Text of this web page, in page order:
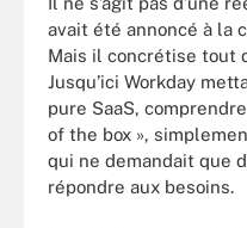
avait été annoncé à la
Mais il concrétise tout
Jusqu’ici Workday
pure SaaS,
of the box »,
qui ne demandait que
répondre aux besoins.